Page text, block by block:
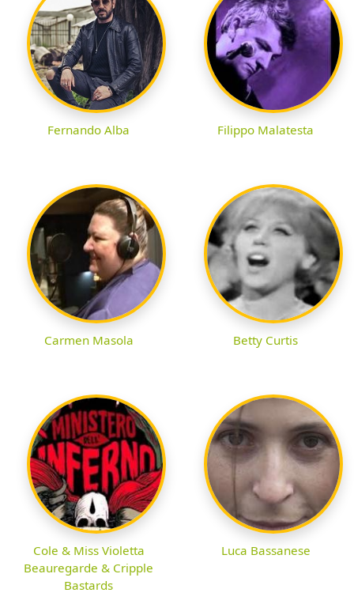
Fernando Alba Filippo Malatesta
Carmen Masola Betty Curtis
Cole & Miss Violetta
Beauregarde & Cripple
Bastards
Luca Bassanese